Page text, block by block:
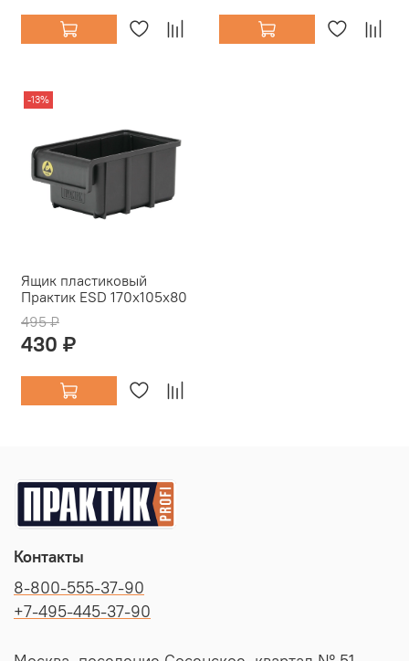
-13%
Ящик пластиковый
Практик ESD 170x105x80
495 ₽
430 ₽
Контакты
8-800-555-37-90
+7-495-445-37-90